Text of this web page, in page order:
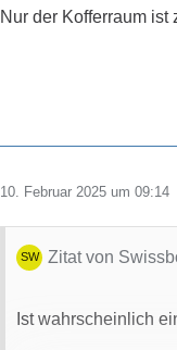
Nur der Kofferraum
10. Februar 2025 um 09:14
Zitat von
Ist wahrscheinlich